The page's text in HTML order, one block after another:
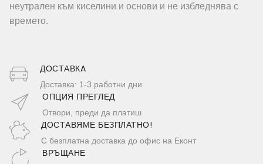
неутрален към киселини и основи и не избледнява с
времето.
ДОСТАВКA
Доставка: 1-3 работни дни
ОПЦИЯ ПРЕГЛЕД
Отвори, преди да платиш
ДОСТАВЯМЕ БЕЗПЛАТНО!
С безплатна доставка до офис на Еконт
ВРЪЩАНЕ